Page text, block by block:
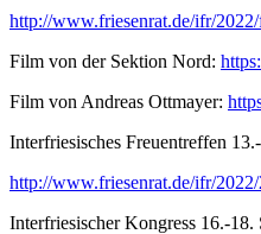
http://www.friesenrat.de/ifr/
Film von der Sektion Nord:
Film von Andreas Ottmayer:
Interfriesisches Freuentreffen
http://www.friesenrat.de/ifr/
Interfriesischer Kongress 16.-